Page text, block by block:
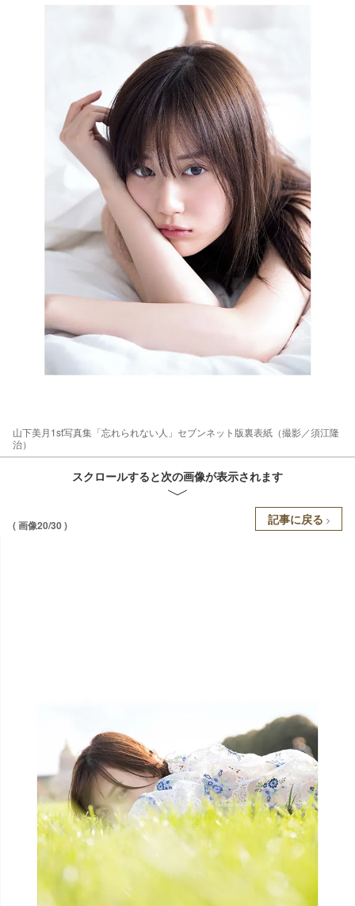
山下美月1st写真集「忘れられない人」セブンネット版裏表紙（撮影／須江隆
治）
スクロールすると次の画像が表示されます
( 画像20/30 ) 記事に戻る